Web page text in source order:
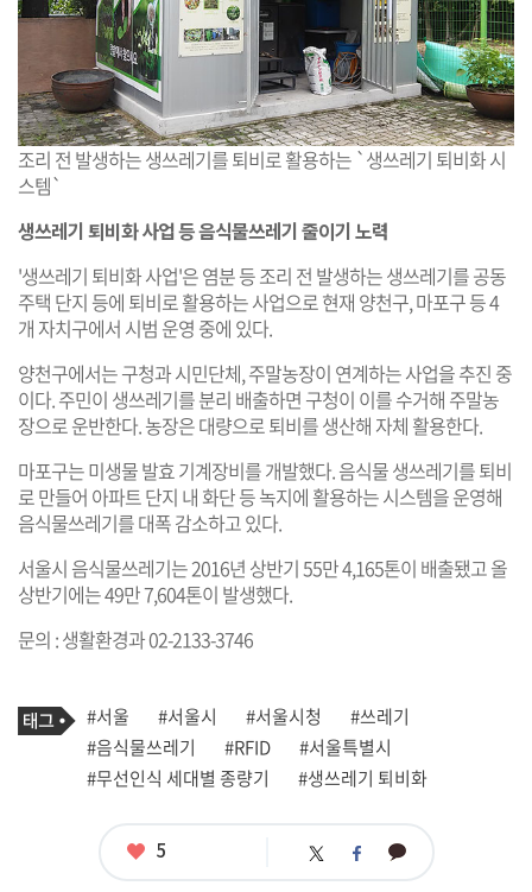
조리 전 발생하는 생쓰레기를 퇴비로 활용하는 `생쓰레기 퇴비화 시
스템`
생쓰레기 퇴비화 사업 등 음식물쓰레기 줄이기 노력
'생쓰레기 퇴비화 사업'은 염분 등 조리 전 발생하는 생쓰레기를 공동
주택 단지 등에 퇴비로 활용하는 사업으로 현재 양천구, 마포구 등 4
개 자치구에서 시범 운영 중에 있다.
양천구에서는 구청과 시민단체, 주말농장이 연계하는 사업을 추진 중
이다. 주민이 생쓰레기를 분리 배출하면 구청이 이를 수거해 주말농
장으로 운반한다. 농장은 대량으로 퇴비를 생산해 자체 활용한다.
마포구는 미생물 발효 기계장비를 개발했다. 음식물 생쓰레기를 퇴비
로 만들어 아파트 단지 내 화단 등 녹지에 활용하는 시스템을 운영해
음식물쓰레기를 대폭 감소하고 있다.
서울시 음식물쓰레기는 2016년 상반기 55만 4,165톤이 배출됐고 올
상반기에는 49만 7,604톤이 발생했다.
문의 : 생활환경과 02-2133-3746
기
사
관
련
태
태
그
#서울 #서울시 #서울시청
#쓰레기
#음식물쓰레기
#RFID
#서울특별시
#무선인식 세대별 종량기
#생쓰레기 퇴비화
좋
5 트 페 카